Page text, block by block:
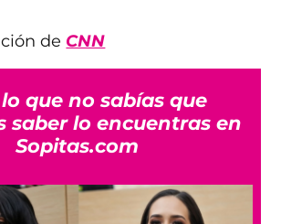
de CNN
que no sabías que
saber lo encuentras en
Sopitas.com